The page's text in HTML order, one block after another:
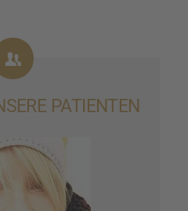
PATIEN­TEN